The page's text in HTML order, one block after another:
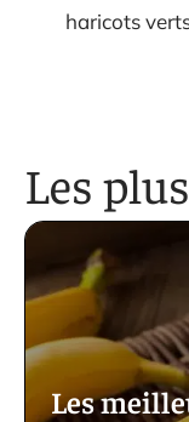
haricots
Les
Les